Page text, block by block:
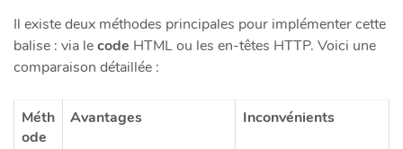
Il existe deux méthodes principales pour implémenter cette
balise : via lecode HTML ou les en-têtes HTTP. Voici une
comparaison détaillée :
Méth
ode
Avantages Inconvénients